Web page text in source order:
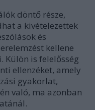
döntő része,
a kivételezettek
és
kellene
Külön is felelősség
ellenzéket, amely
gyakorlat,
való, ma azonban